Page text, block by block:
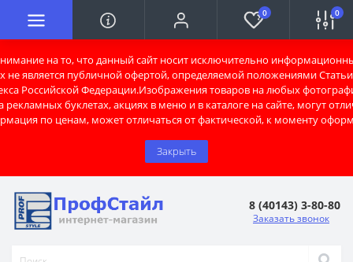
на то, что данный сайт носит исключительно
не является публичной офертой, определяемой положениями Статьи
Российской Федерации.Изображения товаров на любых
рекламных буклетах, акциях в меню и в каталоге на сайте, могут
по ценам, может отличаться от фактической, к моменту
Закрыть
0 0
8 (40143) 3-80-80
Заказать звонок